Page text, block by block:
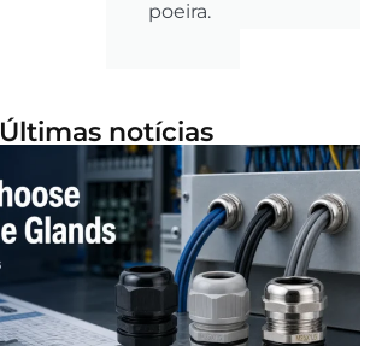
poeira.
Últimas notícias